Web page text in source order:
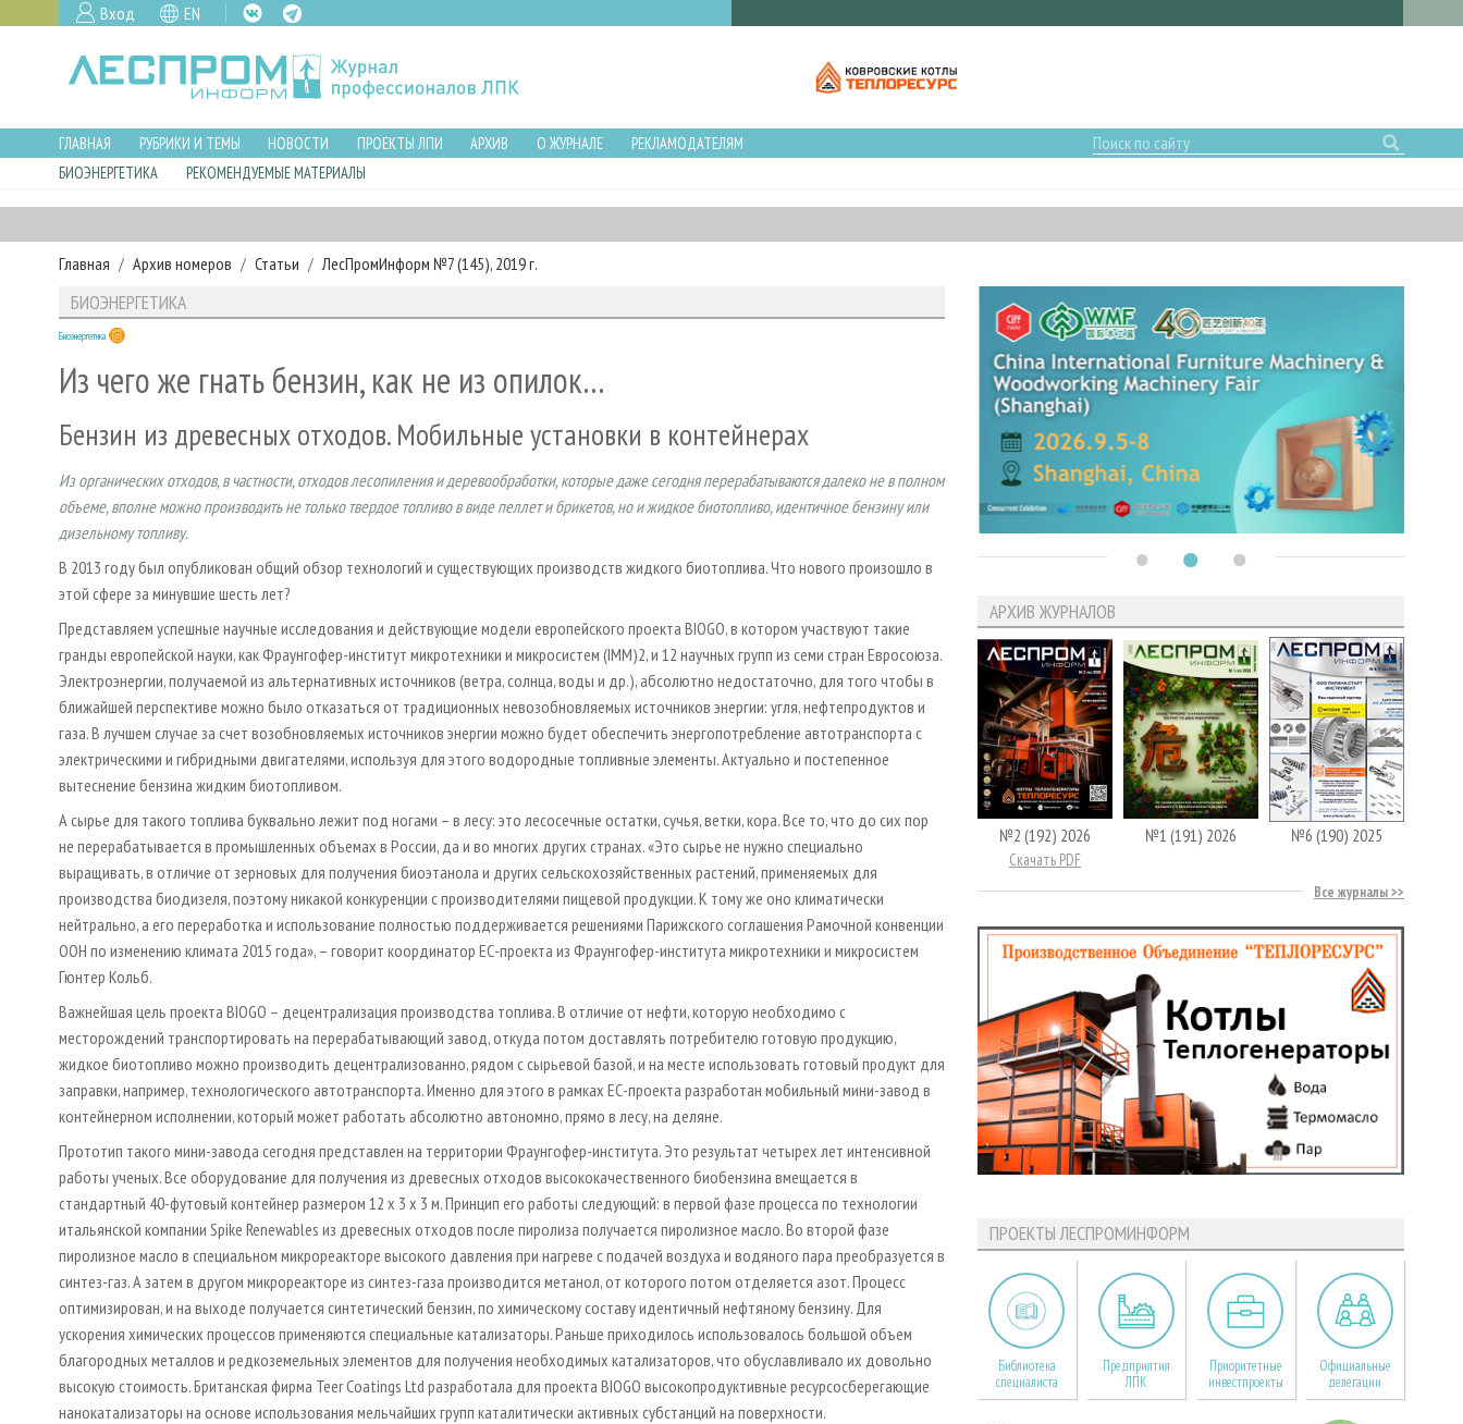
Вход EN
ГЛАВНАЯ РУБРИКИ И ТЕМЫ НОВОСТИ ПРОЕКТЫ ЛПИ АРХИВ О ЖУРНАЛЕ
РЕКЛАМОДАТЕЛЯМ
БИОЭНЕРГЕТИКА
РЕКОМЕНДУЕМЫЕ МАТЕРИАЛЫ
Главная Архив номеров Статьи ЛесПромИнформ №7 (145), 2019 г.
БИОЭНЕРГЕТИКА
Биоэнергетика
Из чего же гнать бензин, как не из опилок…
Бензин из древесных отходов. Мобильные установки в контейнерах
Из органических отходов, в частности, отходов лесопиления и деревообработки, которые даже сегодня перерабатываются далеко не в полном
объеме, вполне можно производить не только твердое топливо в виде пеллет и брикетов, но и жидкое биотопливо, идентичное бензину или
дизельному топливу.
В 2013 году был опубликован общий обзор технологий и существующих производств жидкого биотоплива. Что нового произошло в
этой сфере за минувшие шесть лет?
Представляем успешные научные исследования и действующие модели европейского проекта BIOGO, в котором участвуют такие
гранды европейской науки, как Фраунгофер-институт микротехники и микросистем (IMM)2, и 12 научных групп из семи стран Евросоюза.
Электроэнергии, получаемой из альтернативных источников (ветра, солнца, воды и др.), абсолютно недостаточно, для того чтобы в
ближайшей перспективе можно было отказаться от традиционных невозобновляемых источников энергии: угля, нефтепродуктов и
газа. В лучшем случае за счет возобновляемых источников энергии можно будет обеспечить энергопотребление автотранспорта с
электрическими и гибридными двигателями, используя для этого водородные топливные элементы. Актуально и постепенное
вытеснение бензина жидким биотопливом.
А сырье для такого топлива буквально лежит под ногами – в лесу: это лесосечные остатки, сучья, ветки, кора. Все то, что до сих пор
не перерабатывается в промышленных объемах в России, да и во многих других странах. «Это сырье не нужно специально
выращивать, в отличие от зерновых для получения биоэтанола и других сельскохозяйственных растений, применяемых для
производства биодизеля, поэтому никакой конкуренции с производителями пищевой продукции. К тому же оно климатически
нейтрально, а его переработка и использование полностью поддерживается решениями Парижского соглашения Рамочной конвенции
ООН по изменению климата 2015 года», – говорит координатор ЕС-проекта из Фраунгофер-института микротехники и микросистем
Гюнтер Кольб.
Важнейшая цель проекта BIOGO – децентрализация производства топлива. В отличие от нефти, которую необходимо с
месторождений транспортировать на перерабатывающий завод, откуда потом доставлять потребителю готовую продукцию,
жидкое биотопливо можно производить децентрализованно, рядом с сырьевой базой, и на месте использовать готовый продукт для
заправки, например, технологического автотранспорта. Именно для этого в рамках ЕС-проекта разработан мобильный мини-завод в
контейнерном исполнении, который может работать абсолютно автономно, прямо в лесу, на деляне.
Прототип такого мини-завода сегодня представлен на территории Фраунгофер-института. Это результат четырех лет интенсивной
работы ученых. Все оборудование для получения из древесных отходов высококачественного биобензина вмещается в
стандартный 40-футовый контейнер размером 12 х 3 х 3 м. Принцип его работы следующий: в первой фазе процесса по технологии
итальянской компании Spike Renewables из древесных отходов после пиролиза получается пиролизное масло. Во второй фазе
пиролизное масло в специальном микрореакторе высокого давления при нагреве с подачей воздуха и водяного пара преобразуется в
синтез-газ. А затем в другом микрореакторе из синтез-газа производится метанол, от которого потом отделяется азот. Процесс
оптимизирован, и на выходе получается синтетический бензин, по химическому составу идентичный нефтяному бензину. Для
ускорения химических процессов применяются специальные катализаторы. Раньше приходилось использовалось большой объем
благородных металлов и редкоземельных элементов для получения необходимых катализаторов, что обуславливало их довольно
высокую стоимость. Британская фирма Teer Coatings Ltd разработала для проекта BIOGO высокопродуктивные ресурсосберегающие
нанокатализаторы на основе использования мельчайших групп каталитически активных субстанций на поверхности.
АРХИВ ЖУРНАЛОВ
№2 (192) 2026
Скачать PDF
№1 (191) 2026 №6 (190) 2025
Все журналы
ПРОЕКТЫ ЛЕСПРОМИНФОРМ
Библиотека
специалиста
Предприятия
ЛПК
Приоритетные
инвестпроекты
Официальные
делегации